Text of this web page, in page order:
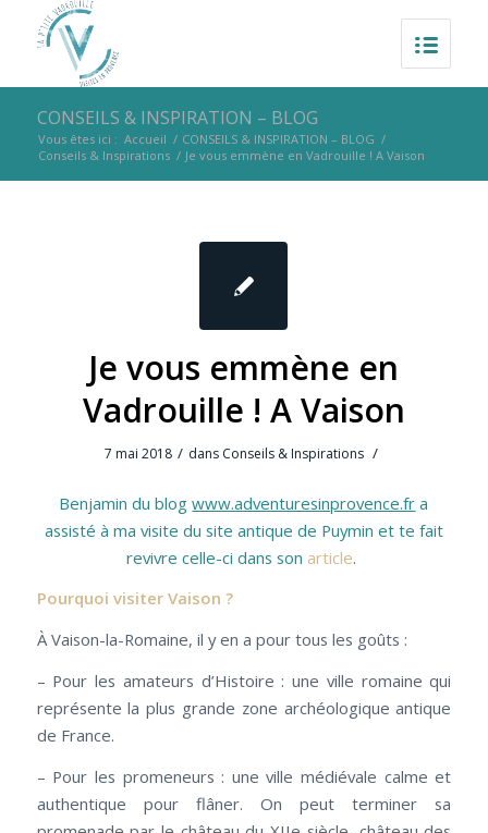
CONSEILS & INSPIRATION – BLOG
Vous êtes ici : Accueil / CONSEILS & INSPIRATION – BLOG /
Conseils & Inspirations / Je vous emmène en Vadrouille ! A Vaison
Je vous emmène en
Vadrouille ! A Vaison
7 mai 2018 / dans Conseils & Inspirations /
Benjamin du blogwww.adventuresinprovence.fr a
assisté à ma visite du site antique de Puymin et te fait
revivre celle-ci dans son article.
Pourquoi visiter Vaison ?
À Vaison-la-Romaine, il y en a pour tous les goûts :
– Pour les amateurs d’Histoire : une ville romaine qui
représente la plus grande zone archéologique antique
de France.
– Pour les promeneurs : une ville médiévale calme et
authentique pour flâner. On peut terminer sa